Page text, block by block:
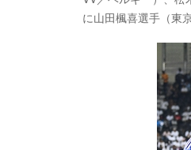
に山田楓喜選手（東